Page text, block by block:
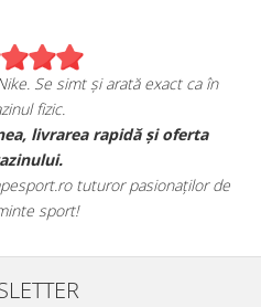
Se simt și arată exact ca în
fizic.
livrarea rapidă și oferta
tuturor pasionaților de
sport!